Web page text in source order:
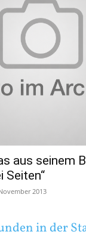
aus seinem
Seiten“
2013